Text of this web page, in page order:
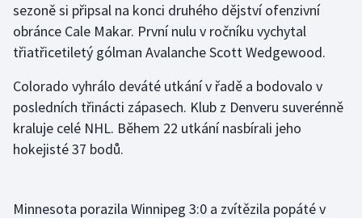
sezoně si připsal na konci druhého dějství ofenzivní
obránce Cale Makar. První nulu v ročníku vychytal
třiatřicetiletý gólman Avalanche Scott Wedgewood.
Colorado vyhrálo deváté utkání v řadě a bodovalo v
posledních třinácti zápasech. Klub z Denveru suverénně
kraluje celé NHL. Během 22 utkání nasbírali jeho
hokejisté 37 bodů.
Minnesota porazila Winnipeg 3:0 a zvítězila popáté v